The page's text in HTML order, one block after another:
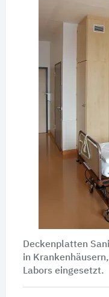
Deckenplatten
in
Labors eingesetzt.